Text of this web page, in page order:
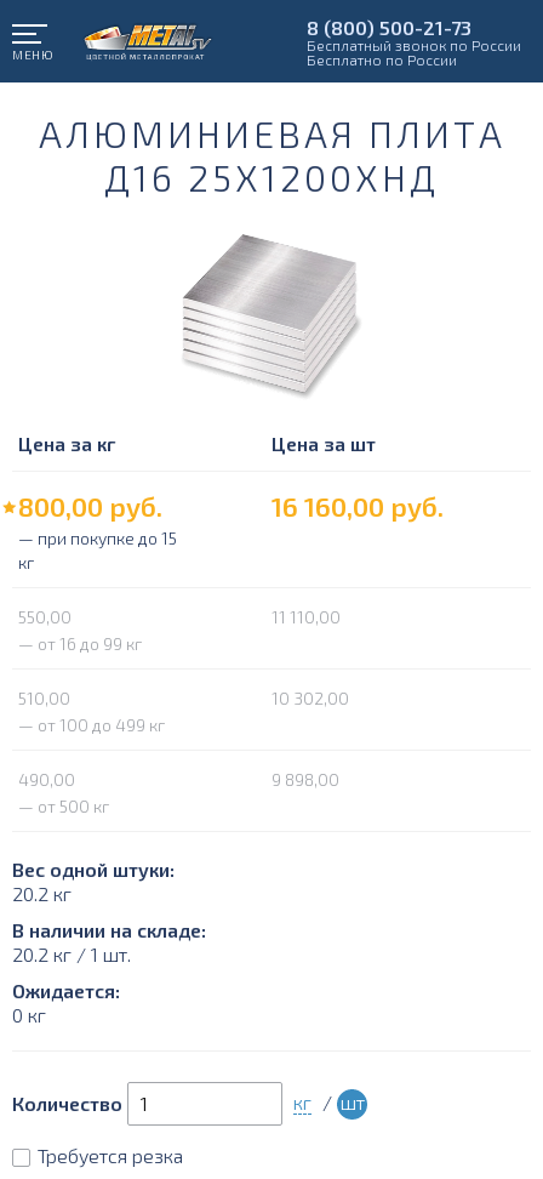
МЕНЮ
8 (800) 500-21-73
Бесплатный звонок по России
Бесплатно по России
АЛЮМИНИЕВАЯ ПЛИТА
Д16 25Х1200ХНД
Цена за кг Цена за шт
800,00 руб. 16 160,00 руб.
— при покупке до 15
кг
550,00
11 110,00
— от 16 до 99 кг
510,00
10 302,00
— от 100 до 499 кг
490,00
9 898,00
— от 500 кг
Вес одной штуки:
20.2 кг
В наличии на складе:
20.2 кг / 1 шт.
Ожидается:
0 кг
Количество кг / шт
Требуется резка